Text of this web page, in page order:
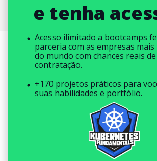
e tenha
Acesso ilimitado a bootcamps
parceria com as empresas
do mundo com chances reais de
contratação.
+170 projetos práticos para
suas habilidades e portfólio.